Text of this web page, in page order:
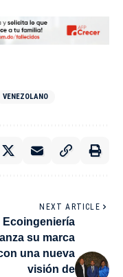
VENEZOLANO
NEXT ARTICLE
Ecoingeniería
su marca
una nueva
visión de